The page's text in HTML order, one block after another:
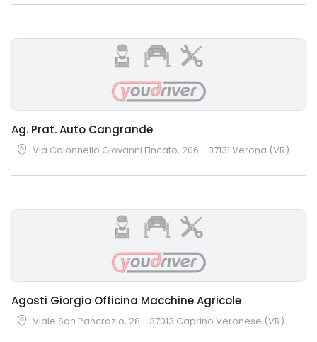
Ag. Prat. Auto Cangrande
Via Colonnello Giovanni Fincato, 206 - 37131 Verona (VR)
Agosti Giorgio Officina Macchine Agricole
Viale San Pancrazio, 28 - 37013 Caprino Veronese (VR)